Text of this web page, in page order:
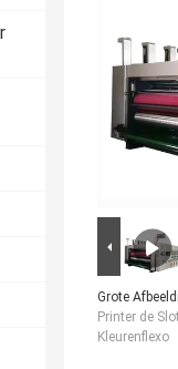
Grote
Printer de
Kleurenflexo